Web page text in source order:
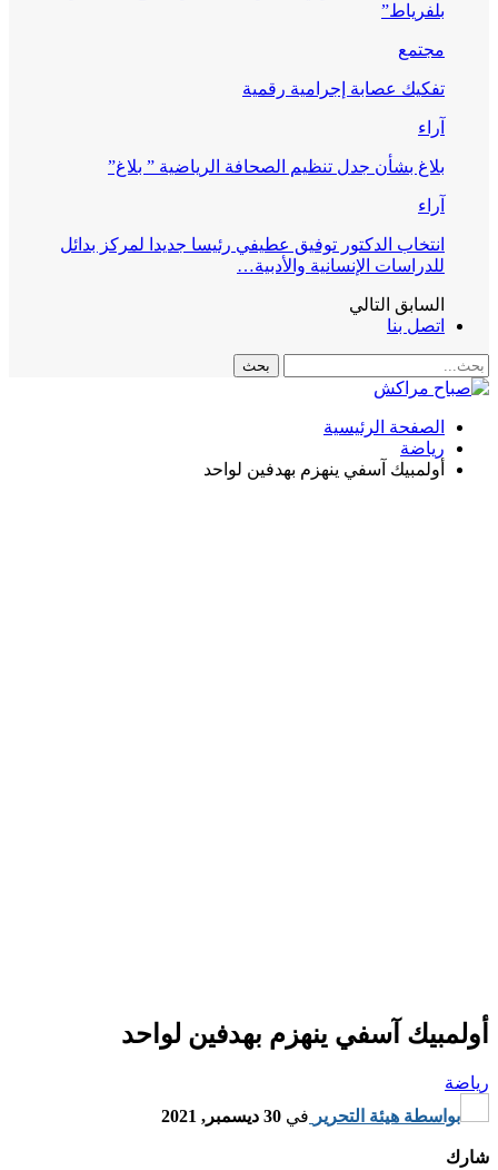
بلفرياط”
مجتمع
تفكيك عصابة إجرامية رقمية
آراء
بلاغ بشأن جدل تنظيم الصحافة الرياضية ” بلاغ”
آراء
انتخاب الدكتور توفيق عطيفي رئيسا جديدا لمركز بدائل
للدراسات الإنسانية والأدبية…
السابق التالي
اتصل بنا
الصفحة الرئيسية
رياضة
أولمبيك آسفي ينهزم بهدفين لواحد
أولمبيك آسفي ينهزم بهدفين لواحد
رياضة
بواسطة هيئة التحرير في 30 ديسمبر, 2021
شارك